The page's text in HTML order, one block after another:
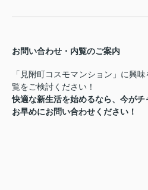
お問い合わせ・内覧のご案内
「見附町コスモマンション」に興
覧をご検討ください！
快適な新生活を始めるなら、今がチ
お早めにお問い合わせください！